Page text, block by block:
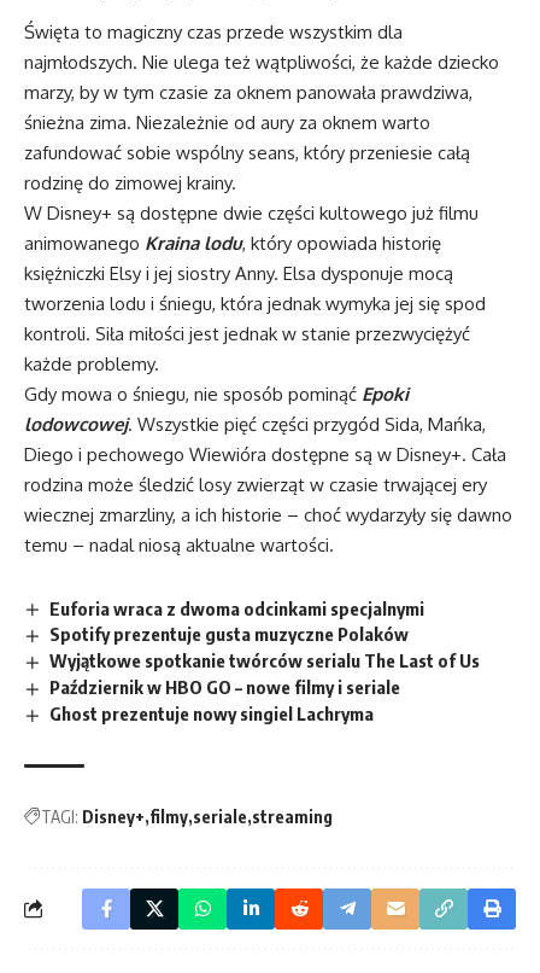
Święta to magiczny czas przede wszystkim dla
najmłodszych. Nie ulega też wątpliwości, że każde dziecko
marzy, by w tym czasie za oknem panowała prawdziwa,
śnieżna zima. Niezależnie od aury za oknem warto
zafundować sobie wspólny seans, który przeniesie całą
rodzinę do zimowej krainy.
W Disney+ są dostępne dwie części kultowego już filmu
animowanego Kraina lodu, który opowiada historię
księżniczki Elsy i jej siostry Anny. Elsa dysponuje mocą
tworzenia lodu i śniegu, która jednak wymyka jej się spod
kontroli. Siła miłości jest jednak w stanie przezwyciężyć
każde problemy.
Gdy mowa o śniegu, nie sposób pominąć Epoki
lodowcowej. Wszystkie pięć części przygód Sida, Mańka,
Diego i pechowego Wiewióra dostępne są w Disney+. Cała
rodzina może śledzić losy zwierząt w czasie trwającej ery
wiecznej zmarzliny, a ich historie – choć wydarzyły się dawno
temu – nadal niosą aktualne wartości.
Euforia wraca z dwoma odcinkami specjalnymi
Spotify prezentuje gusta muzyczne Polaków
Wyjątkowe spotkanie twórców serialu The Last of Us
Październik w HBO GO – nowe filmy i seriale
Ghost prezentuje nowy singiel Lachryma
TAGI: Disney+ filmy seriale streaming